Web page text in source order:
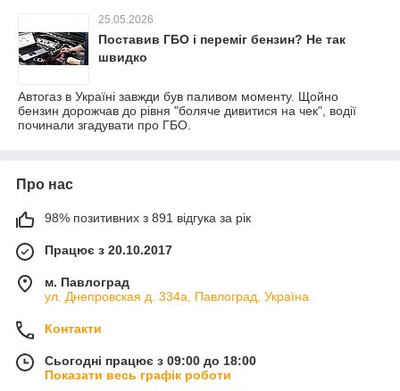
25.05.2026
Поставив ГБО і переміг бензин? Не так
швидко
Автогаз в Україні завжди був паливом моменту. Щойно
бензин дорожчав до рівня "боляче дивитися на чек", водії
починали згадувати про ГБО.
Про нас
98% позитивних з 891 відгука за рік
Працює з 20.10.2017
м. Павлоград
ул. Днепровская д. 334а, Павлоград, Україна
Контакти
Сьогодні працює з 09:00 до 18:00
Показати весь графік роботи